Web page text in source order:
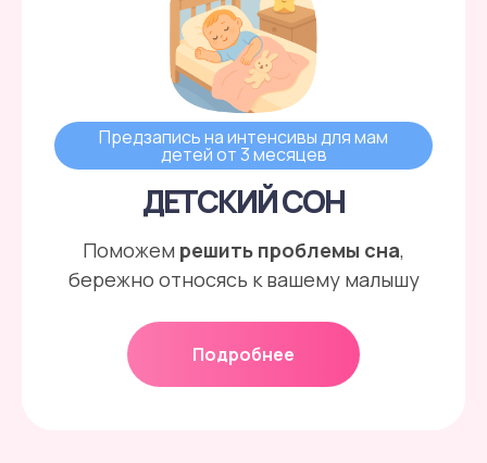
Предзапись на интенсивы для мам
детей от 3 месяцев
ДЕТСКИЙ СОН
Поможем решить проблемы сна,
бережно относясь к вашему малышу
Подробнее